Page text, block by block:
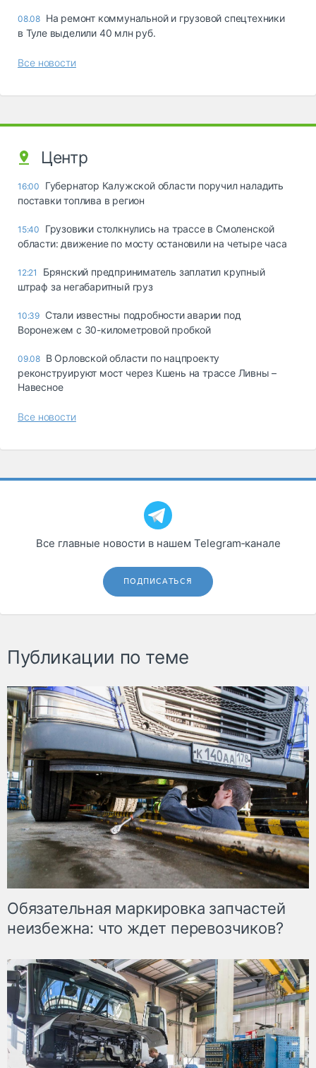
08.08 На ремонт коммунальной и грузовой спецтехники
в Туле выделили 40 млн руб.
Все новости
Центр
16:00
Губернатор Калужской области поручил наладить
поставки топлива в регион
15:40
Грузовики столкнулись на трассе в Смоленской
области: движение по мосту остановили на четыре часа
12:21
Брянский предприниматель заплатил крупный
штраф за негабаритный груз
10:39 Стали известны подробности аварии под
Воронежем с 30-километровой пробкой
09.08 В Орловской области по нацпроекту
реконструируют мост через Кшень на трассе Ливны –
Навесное
Все новости
Все главные новости в нашем Telegram‑канале
ПОДПИСАТЬСЯ
Публикации по теме
Обязательная маркировка запчастей
неизбежна: что ждет перевозчиков?